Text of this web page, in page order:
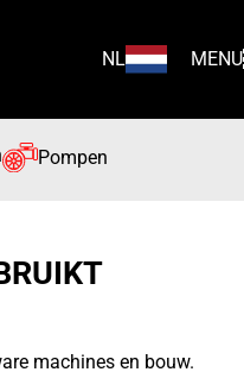
NL MENU
Pompen
machines en bouw.